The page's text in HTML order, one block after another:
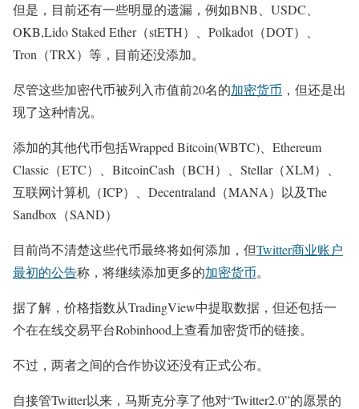
— 💸💸💸 (@itsALLrisky)January 12, 2023
但是，目前还有一些明显的遗漏，例如BNB、USDC、
OKB,Lido Staked Ether（stETH）、Polkadot（DOT）、
Tron（TRX）等，目前还没添加。
尽管这些加密代币被列入市值前20名的加密货币 ，但还是出
现了这种情况。
添加的其他代币包括Wrapped Bitcoin(WBTC)、Ethereum
Classic（ETC）、BitcoinCash（BCH）、Stellar（XLM）、
互联网计算机（ICP）、Decentraland（MANA）以及The
Sandbox（SAND）
目前尚不清楚这些代币最终将如何添加，但Twitter商业账户
最初的公告称，将继续添加更多的加密货币。
据了解，价格指数从TradingView中提取数据，但还包括一
个在在线交易平台Robinhood上查看加密货币的链接。
不过，两者之间的合作协议还没有正式公布。
自接管Twitter以来，马斯克分享了他对“Twitter2.0”的愿景的